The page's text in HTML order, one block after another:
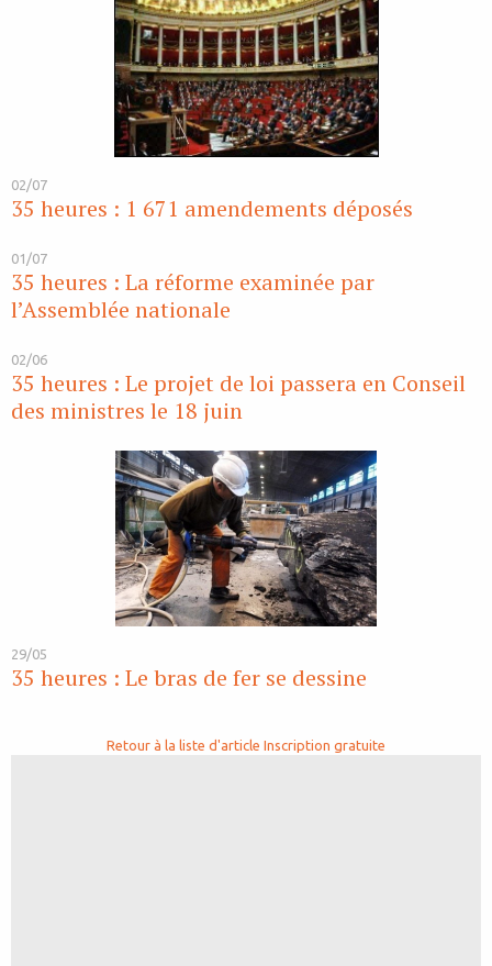
02/07
35 heures : 1 671 amendements déposés
01/07
35 heures : La réforme examinée par
l’Assemblée nationale
02/06
35 heures : Le projet de loi passera en Conseil
des ministres le 18 juin
29/05
35 heures : Le bras de fer se dessine
Retour à la liste d'article Inscription gratuite